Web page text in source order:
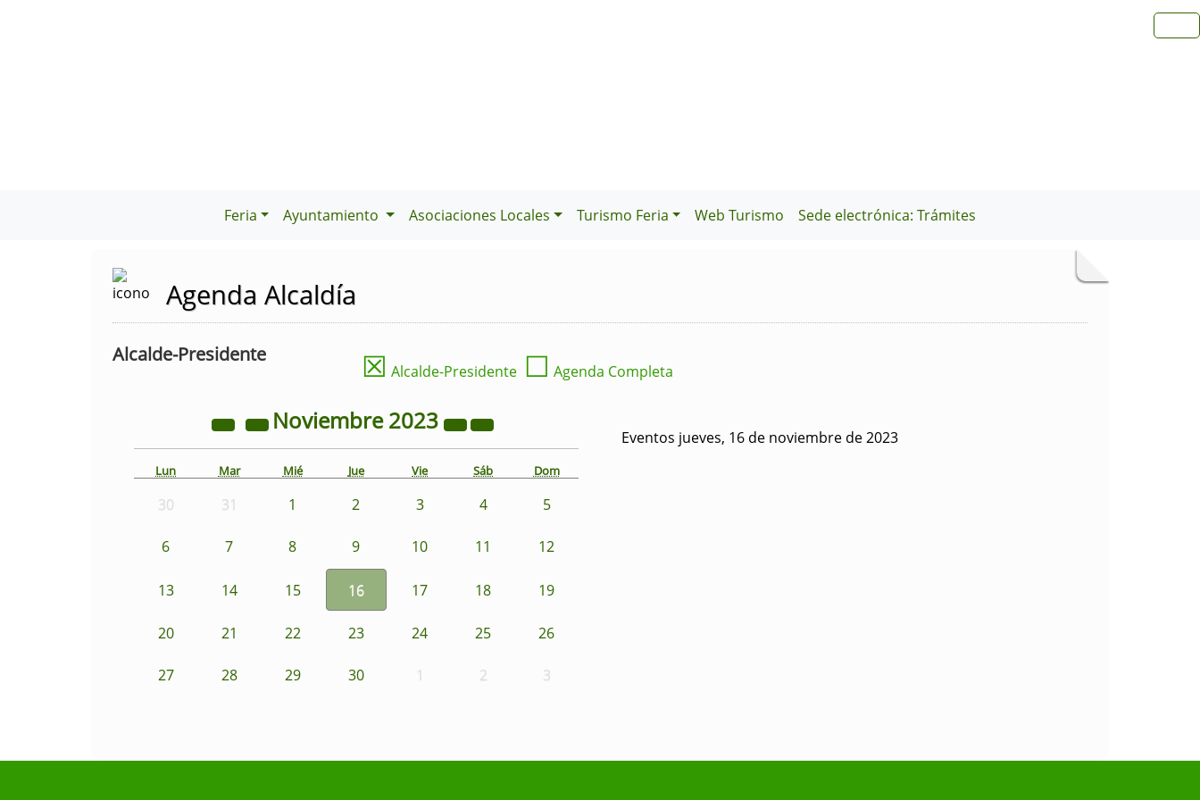
Feria Ayuntamiento Asociaciones Locales Turismo Feria Web Turismo Sede electrónica: Trámites
Agenda Alcaldía
Alcalde-Presidente ☒ Alcalde-Presidente ☐ Agenda Completa
Noviembre2023
Lun Mar Mié Jue Vie Sáb Dom
30 31 1 2 3 4 5
6 7 8 9 10 11 12
13 14 15 16 17 18 19
20 21 22 23 24 25 26
27 28 29 30 1 2 3
Eventos jueves, 16 de noviembre de 2023